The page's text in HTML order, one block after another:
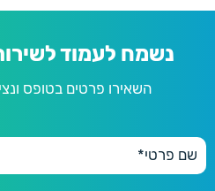
נשמח לעמוד
השאירו פרטים בטופס